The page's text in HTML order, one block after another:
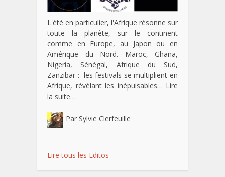
L'été en particulier, l'Afrique résonne sur
toute la planète, sur le continent
comme en Europe, au Japon ou en
Amérique du Nord. Maroc, Ghana,
Nigeria, Sénégal, Afrique du Sud,
Zanzibar : les festivals se multiplient en
Afrique, révélant les inépuisables… Lire
la suite…
Par Sylvie Clerfeuille
Lire tous les Editos